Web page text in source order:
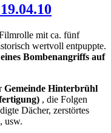
mit ca. fünf
wertvoll entpuppte.
Bombenangriffs auf
Gemeinde Hinterbrühl
, die Folgen
Dächer, zerstörtes
usw.